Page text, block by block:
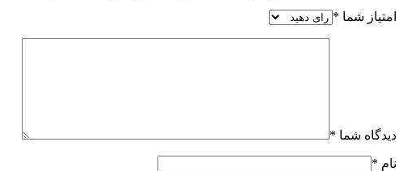
امتیاز شما *
دیدگاه شما *
نام *